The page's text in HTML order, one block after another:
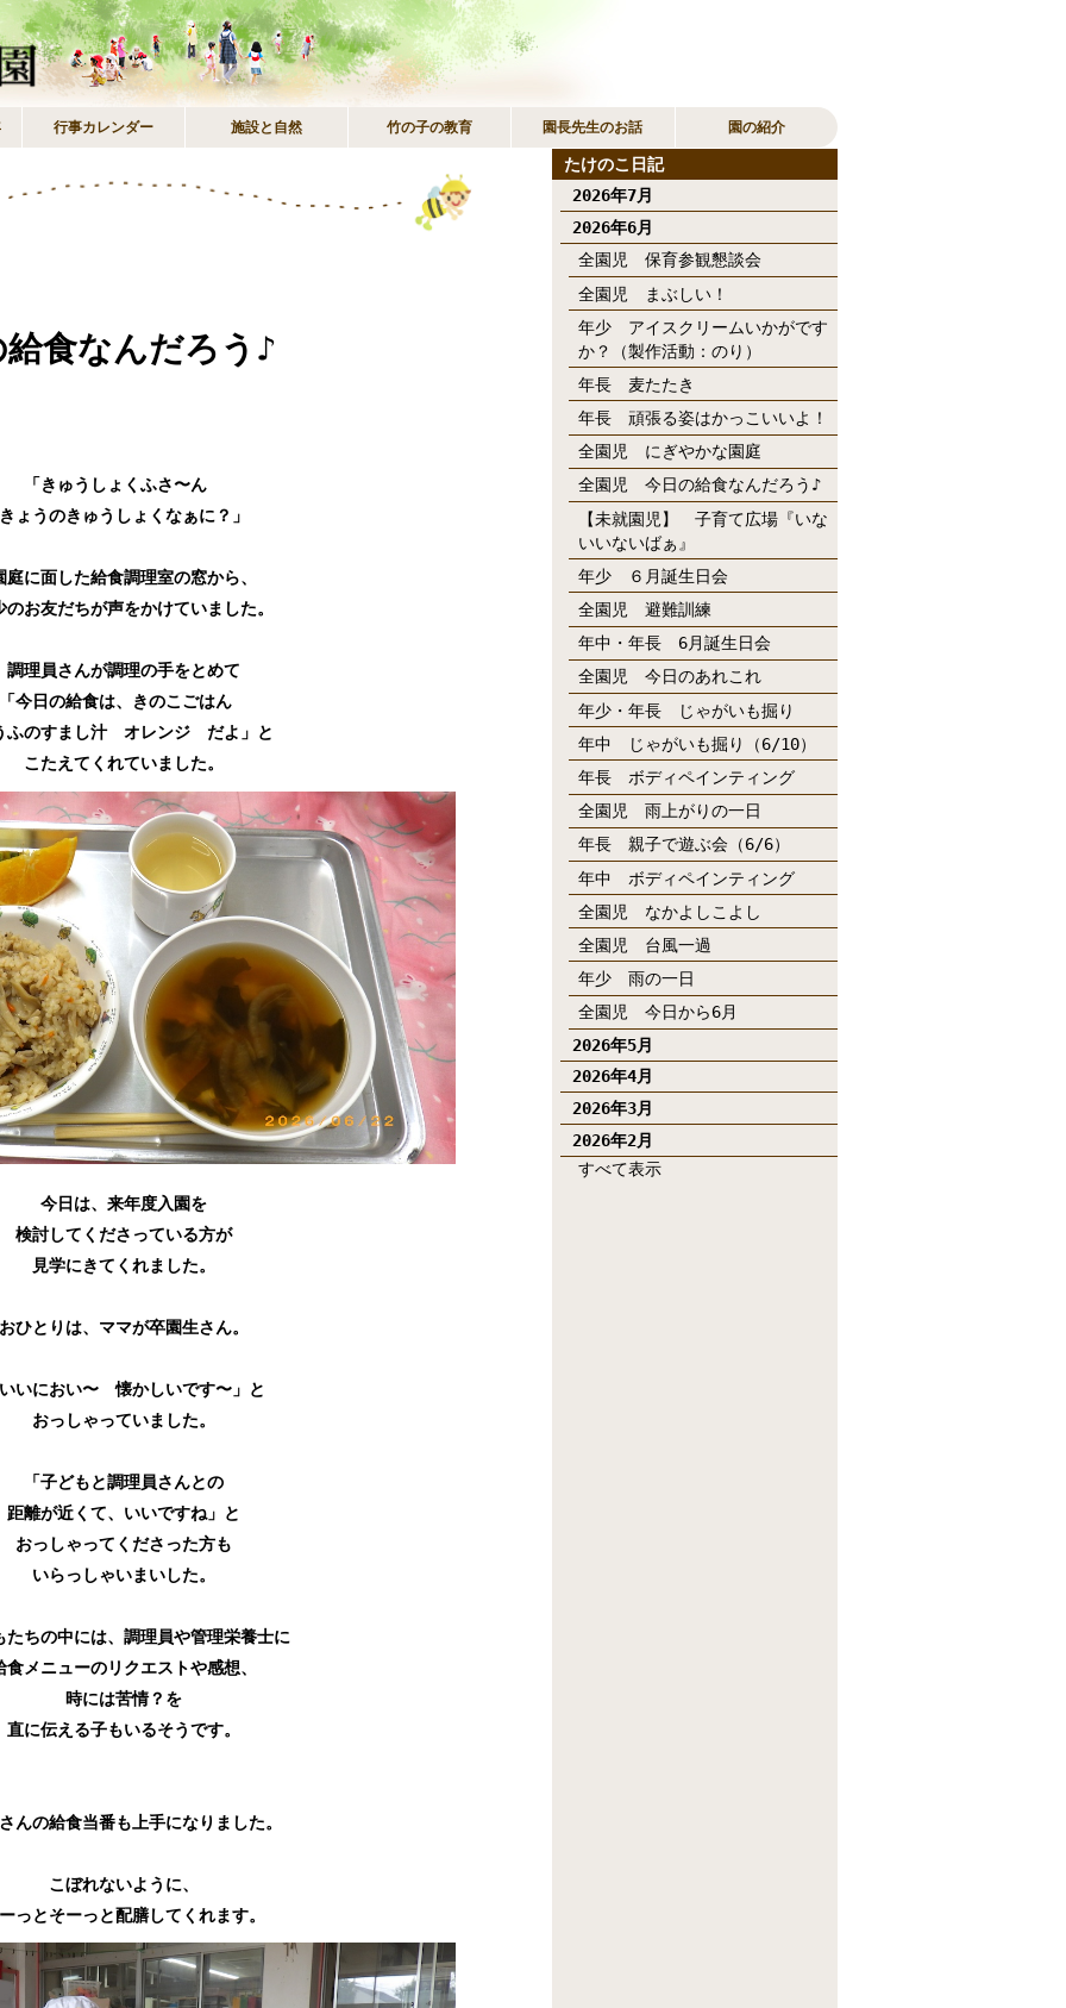
行事カレンダー 施設と自然 竹の子の教育 園長先生のお話 園の紹介
食なんだろう♪
「きゅうしょくふさ〜ん
きょうのきゅうしょくなぁに？」
庭に面した給食調理室の窓から、
のお友だちが声をかけていました。
調理員さんが調理の手をとめて
「今日の給食は、きのこごはん
ふのすまし汁 オレンジ だよ」と
こたえてくれていました。
今日は、来年度入園を
検討してくださっている方が
見学にきてくれました。
おひとりは、ママが卒園生さん。
いにおい〜 懐かしいです〜」と
おっしゃっていました。
「子どもと調理員さんとの
距離が近くて、いいですね」と
おっしゃってくださった方も
いらっしゃいまいした。
たちの中には、調理員や管理栄養士に
食メニューのリクエストや感想、
時には苦情？を
直に伝える子もいるそうです。
んの給食当番も上手になりました。
こぼれないように、
っとそーっと配膳してくれます。
たけのこ日記
2026年7月
2026年6月
全園児 保育参観懇談会
全園児 まぶしい！
年少 アイスクリームいかがです
か？（製作活動：のり）
年長 麦たたき
年長 頑張る姿はかっこいいよ！
全園児 にぎやかな園庭
全園児 今日の給食なんだろう♪
【未就園児】 子育て広場『いな
いいないばぁ』
年少 ６月誕生日会
全園児 避難訓練
年中・年長 6月誕生日会
全園児 今日のあれこれ
年少・年長 じゃがいも掘り
年中 じゃがいも掘り（6/10）
年長 ボディペインティング
全園児 雨上がりの一日
年長 親子で遊ぶ会（6/6）
年中 ボディペインティング
全園児 なかよしこよし
全園児 台風一過
年少 雨の一日
全園児 今日から6月
2026年5月
2026年4月
2026年3月
2026年2月
すべて表示